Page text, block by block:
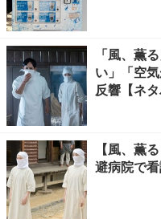
「風、薫
い」「空
反響【ネタ
【風、薫
避病院で